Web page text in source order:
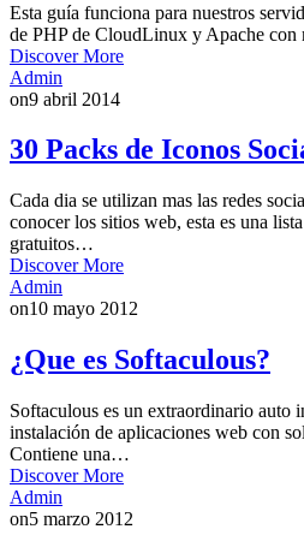
Esta guía funciona para nuestros
de PHP de CloudLinux y Apache
Discover More
Admin
on9 abril 2014
30 Packs de Iconos
Cada dia se utilizan mas las redes
conocer los sitios web, esta es una
gratuitos…
Discover More
Admin
on10 mayo 2012
¿Que es Softaculous?
Softaculous es un extraordinario auto
instalación de aplicaciones web con
Contiene una…
Discover More
Admin
on5 marzo 2012